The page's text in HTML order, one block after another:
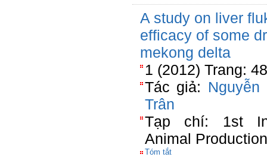
A study on liver
efficacy of some
mekong delta
1 (2012) Trang:
Tác giả:
Trân
Tạp chí: 1st
Animal
Tóm tắt